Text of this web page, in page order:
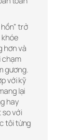
trở
khóe
hơn và
chạm
gương.
với kỹ
lại
hay
so với
tôi từng